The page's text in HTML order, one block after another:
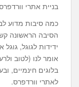
בניית אתרי
כמה סיבות מדוע
הסיבה הראשונה
ידידות לגוגל,
אומר לנו (לטוב
בלוגים חינמיים,
לאתרי וורדפרס.